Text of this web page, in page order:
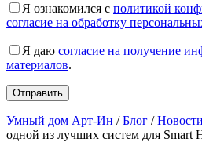
Я ознакомился с политикой
согласие на обработку
Я даю согласие на получение
материалов.
Умный дом Арт-Ин /Блог /Новости
одной из лучших систем для Smart